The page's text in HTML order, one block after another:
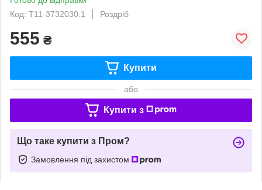
Код: T11-3732030.1
Роздріб
555 ₴
Купити
або
Купити з
Що таке купити з Пром?
Замовлення під захистом